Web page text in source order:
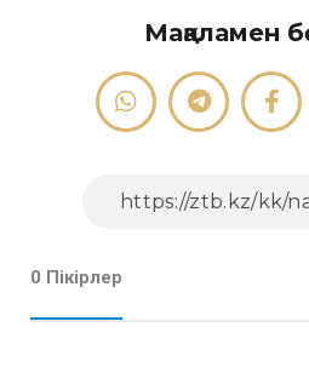
Мақаламен
0 Пікірлер